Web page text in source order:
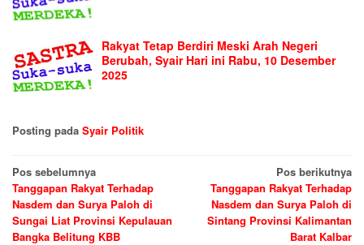
Rakyat Tetap Berdiri Meski Arah Negeri
Berubah, Syair Hari ini Rabu, 10 Desember
2025
Posting pada Syair Politik
Navigasi
pos
Pos sebelumnya
Tanggapan Rakyat Terhadap
Nasdem dan Surya Paloh di
Sungai Liat Provinsi Kepulauan
Bangka Belitung KBB
Pos berikutnya
Tanggapan Rakyat Terhadap
Nasdem dan Surya Paloh di
Sintang Provinsi Kalimantan
Barat Kalbar